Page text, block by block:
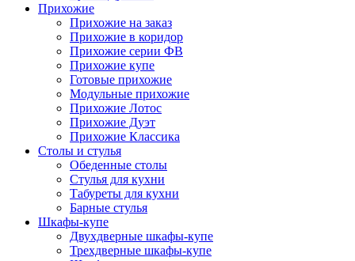
Прихожие
Прихожие на заказ
Прихожие в коридор
Прихожие серии ФВ
Прихожие купе
Готовые прихожие
Модульные прихожие
Прихожие Лотос
Прихожие Дуэт
Прихожие Классика
Столы и стулья
Обеденные столы
Стулья для кухни
Табуреты для кухни
Барные стулья
Шкафы-купе
Двухдверные шкафы-купе
Трехдверные шкафы-купе